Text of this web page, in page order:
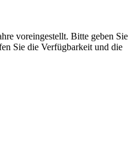
voreingestellt. Bitte geben Sie
Sie die Verfügbarkeit und die